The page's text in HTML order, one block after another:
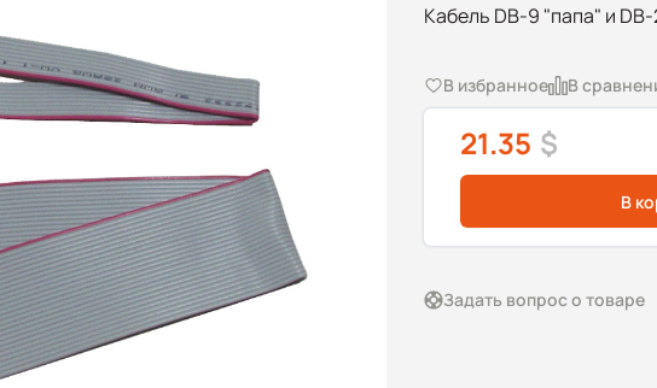
Кабель DB-9 "папа" и
В избранное В
21.35 $
В
Задать вопрос о товаре